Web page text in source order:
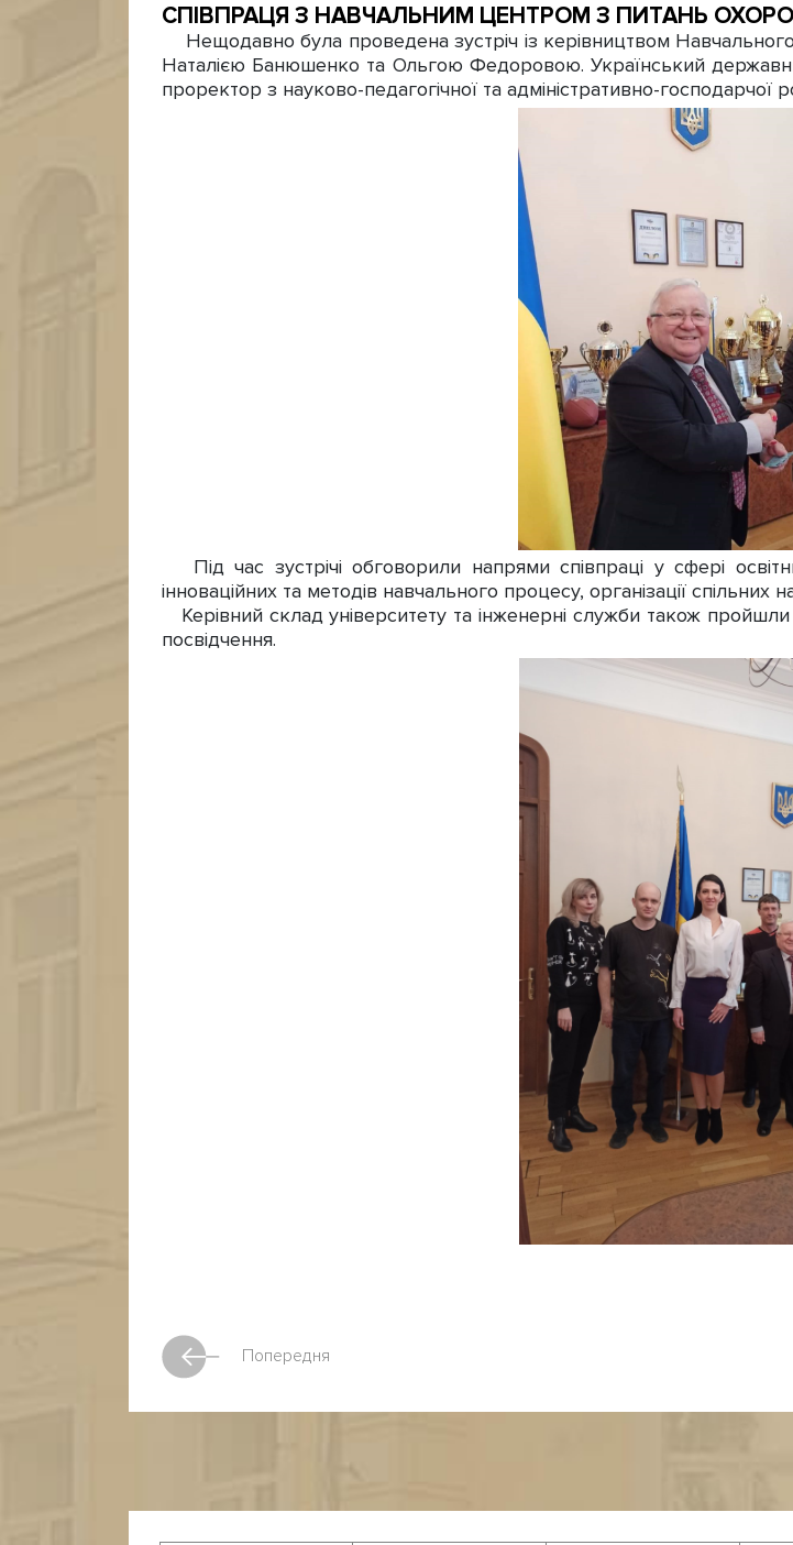
СПІВПРАЦЯ З НАВЧАЛЬНИМ ЦЕНТРОМ З ПИТАНЬ
Нещодавно була проведена зустріч із керівництвом
Наталією Банюшенко та Ольгою Федоровою. Український
проректор з науково-педагогічної та адміністративно-
Під час зустрічі обговорили напрями співпраці у сфері
інноваційних та методів навчального процесу, організації спільних
Керівний склад університету та інженерні служби також
посвідчення.
Попередня